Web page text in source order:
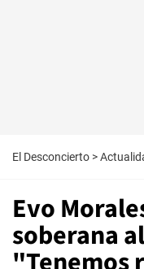
El Desconcierto >
Evo
soberana